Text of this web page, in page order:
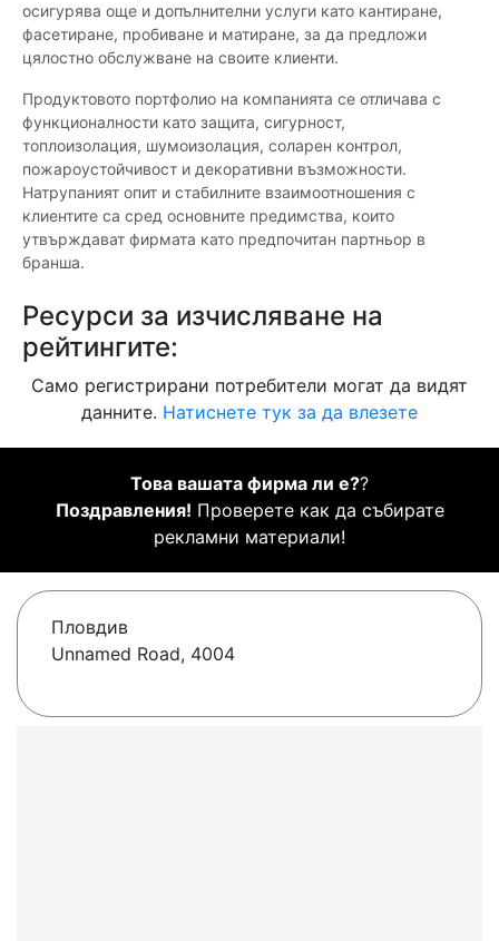
осигурява още и допълнителни услуги като кантиране,
фасетиране, пробиване и матиране, за да предложи
цялостно обслужване на своите клиенти.
Продуктовото портфолио на компанията се отличава с
функционалности като защита, сигурност,
топлоизолация, шумоизолация, соларен контрол,
пожароустойчивост и декоративни възможности.
Натрупаният опит и стабилните взаимоотношения с
клиентите са сред основните предимства, които
утвърждават фирмата като предпочитан партньор в
бранша.
Ресурси за изчисляване на
рейтингите:
Само регистрирани потребители могат да видят
данните. Натиснете тук за да влезете
Това вашата фирма ли е??
Поздравления! Проверете как да събирате
рекламни материали!
Пловдив
Unnamed Road, 4004